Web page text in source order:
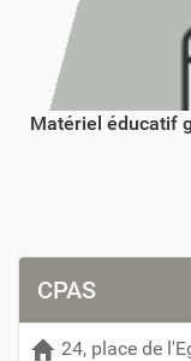
Matériel éducatif
CPAS
24, place de